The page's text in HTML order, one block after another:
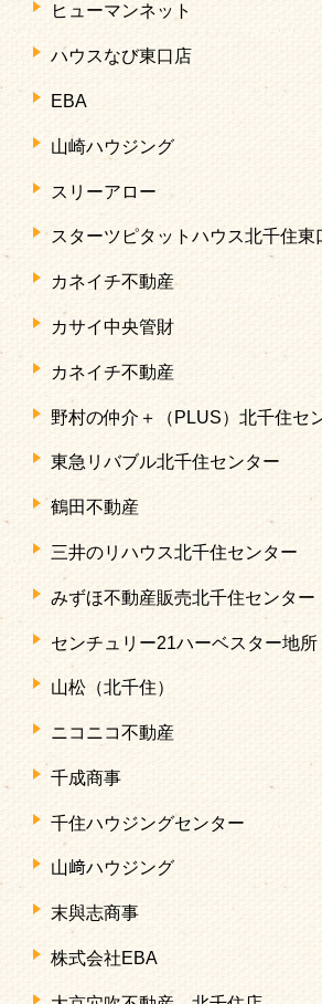
ヒューマンネット
ハウスなび東口店
EBA
山崎ハウジング
スリーアロー
スターツピタットハウス北千住東
カネイチ不動産
カサイ中央管財
カネイチ不動産
野村の仲介＋（PLUS）北千住セ
東急リバブル北千住センター
鶴田不動産
三井のリハウス北千住センター
みずほ不動産販売北千住センター
センチュリー21ハーベスター地所
山松（北千住）
ニコニコ不動産
千成商事
千住ハウジングセンター
山﨑ハウジング
末與志商事
株式会社EBA